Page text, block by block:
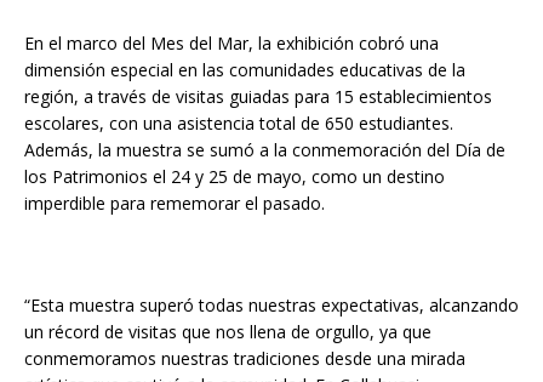
En el marco del Mes del Mar, la exhibición cobró una
dimensión especial en las comunidades educativas de la
región, a través de visitas guiadas para 15 establecimientos
escolares, con una asistencia total de 650 estudiantes.
Además, la muestra se sumó a la conmemoración del Día de
los Patrimonios el 24 y 25 de mayo, como un destino
imperdible para rememorar el pasado.
“Esta muestra superó todas nuestras expectativas, alcanzando
un récord de visitas que nos llena de orgullo, ya que
conmemoramos nuestras tradiciones desde una mirada